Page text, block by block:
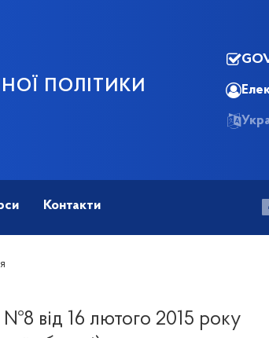
ПОЛІТИКИ
Контакти
№8 від 16 лютого 2015 року